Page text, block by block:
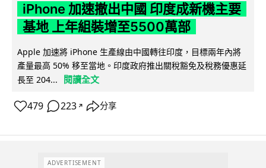
iPhone 加速撤出中國 印度成新機主要
基地 上年組裝增至5500萬部
Apple 加速將 iPhone 生產線由中國轉往印度，目標兩年內將
產量最高 50% 移至當地。印度政府推出關稅豁免及稅務優惠延
長至 204...
閱讀全文
479 223 ↗ 分享
ADVERTISEMENT